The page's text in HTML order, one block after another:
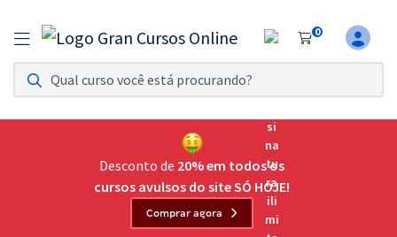
0
Assinatura Ilimitada 11
Acesso a todos os cursos. Teste grátis por 7 dias!
Assinatura OAB Até Passar
Acesso ilimitado a toda preparação para o Exame da
Residências Multiprofissionais
Desconto de 20% em todos os
cursos avulsos do site SÓ HOJE!
Comprar agora